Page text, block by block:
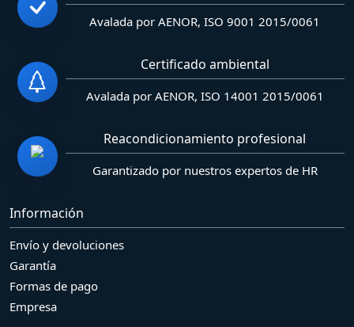
Avalada por AENOR, ISO 9001 2015/0061
Certificado ambiental
Avalada por AENOR, ISO 14001 2015/0061
Reacondicionamiento profesional
Garantizado por nuestros expertos de HR
Información
Envío y devoluciones
Garantía
Formas de pago
Empresa